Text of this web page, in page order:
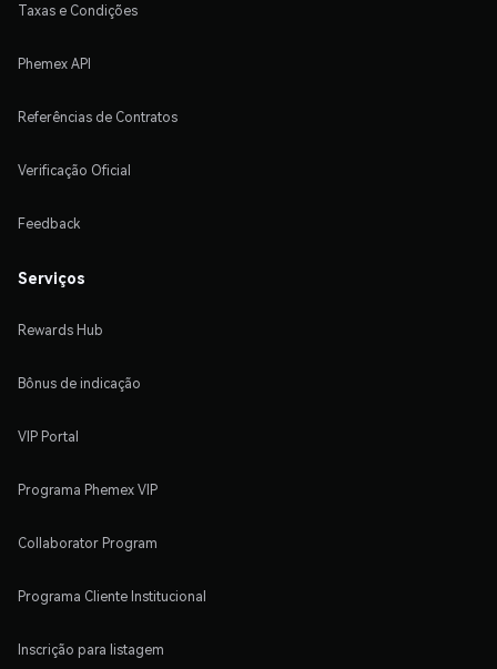
Taxas e Condições
Phemex API
Referências de Contratos
Verificação Oficial
Feedback
Serviços
Rewards Hub
Bônus de indicação
VIP Portal
Programa Phemex VIP
Collaborator Program
Programa Cliente Institucional
Inscrição para listagem